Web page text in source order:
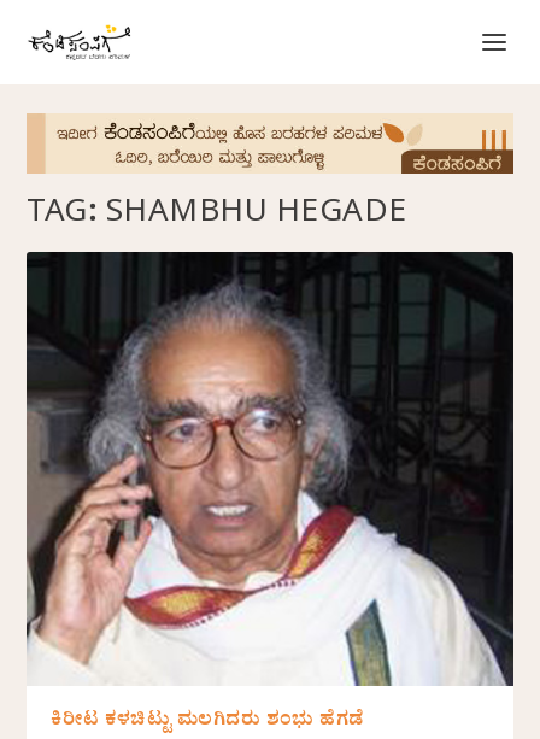
TAG: SHAMBHU HEGADE
ಕಿರೀಟ ಕಳಚಿಟ್ಟು ಮಲಗಿದರು ಶಂಭು ಹೆಗಡೆ